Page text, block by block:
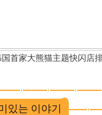
国首家大熊猫主题快闪店
있는 이야기